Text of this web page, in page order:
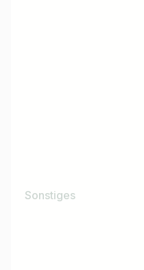
Sonstiges